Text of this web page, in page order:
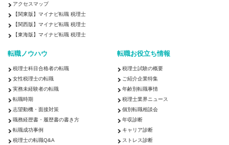
アクセスマップ
【関東版】マイナビ転職 税理士
【関西版】マイナビ転職 税理士
【東海版】マイナビ転職 税理士
転職ノウハウ
税理士科目合格者の転職
女性税理士の転職
実務未経験者の転職
転職時期
志望動機・面接対策
職務経歴書・履歴書の書き方
転職成功事例
税理士の転職Q&A
転職お役立ち情報
税理士試験の概要
ご紹介企業特集
年齢別転職事情
税理士業界ニュース
個別転職相談会
年収診断
キャリア診断
ストレス診断